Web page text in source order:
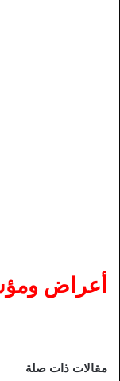
أعراض
مقالات ذات صلة